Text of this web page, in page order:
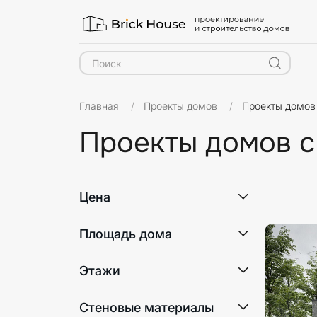
Главная Проекты домов Проекты
Проекты домов
Цена
Площадь дома
Этажи
Стеновые материалы